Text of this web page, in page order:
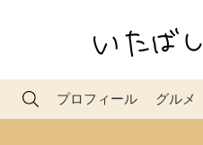
プロフィール グルメ